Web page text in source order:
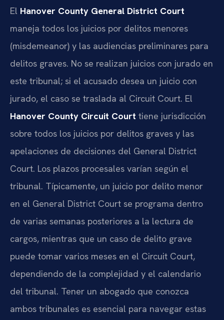
El Hanover County General District Court
maneja todos los juicios por delitos menores
(misdemeanor) y las audiencias preliminares para
delitos graves. No se realizan juicios con jurado en
este tribunal; si el acusado desea un juicio con
jurado, el caso se traslada al Circuit Court. El
Hanover County Circuit Court tiene jurisdicción
sobre todos los juicios por delitos graves y las
apelaciones de decisiones del General District
Court. Los plazos procesales varían según el
tribunal. Típicamente, un juicio por delito menor
en el General District Court se programa dentro
de varias semanas posteriores a la lectura de
cargos, mientras que un caso de delito grave
puede tomar varios meses en el Circuit Court,
dependiendo de la complejidad y el calendario
del tribunal. Tener un abogado que conozca
ambos tribunales es esencial para navegar estas